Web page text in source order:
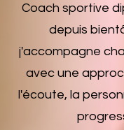
Coach sportive
depuis
j'accompagne
avec une
l'écoute, la